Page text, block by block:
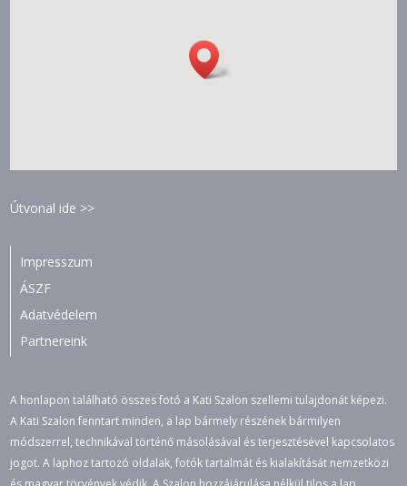
Útvonal ide >>
Impresszum
ÁSZF
Adatvédelem
Partnereink
A honlapon található összes fotó a Kati Szalon szellemi tulajdonát képezi.
A Kati Szalon fenntart minden, a lap bármely részének bármilyen
módszerrel, technikával történő másolásával és terjesztésével kapcsolatos
jogot. A laphoz tartozó oldalak, fotók tartalmát és kialakítását nemzetközi